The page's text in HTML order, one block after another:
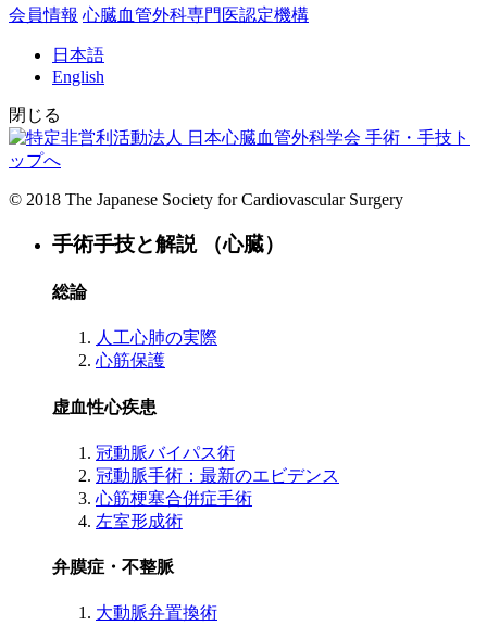
会員情報 心臓血管外科専門医認定機構
日本語
English
閉じる
手術・手技ト
ップへ
© 2018 The Japanese Society for Cardiovascular Surgery
手術手技と解説 （心臓）
総論
人工心肺の実際
心筋保護
虚血性心疾患
冠動脈バイパス術
冠動脈手術：最新のエビデンス
心筋梗塞合併症手術
左室形成術
弁膜症・不整脈
大動脈弁置換術